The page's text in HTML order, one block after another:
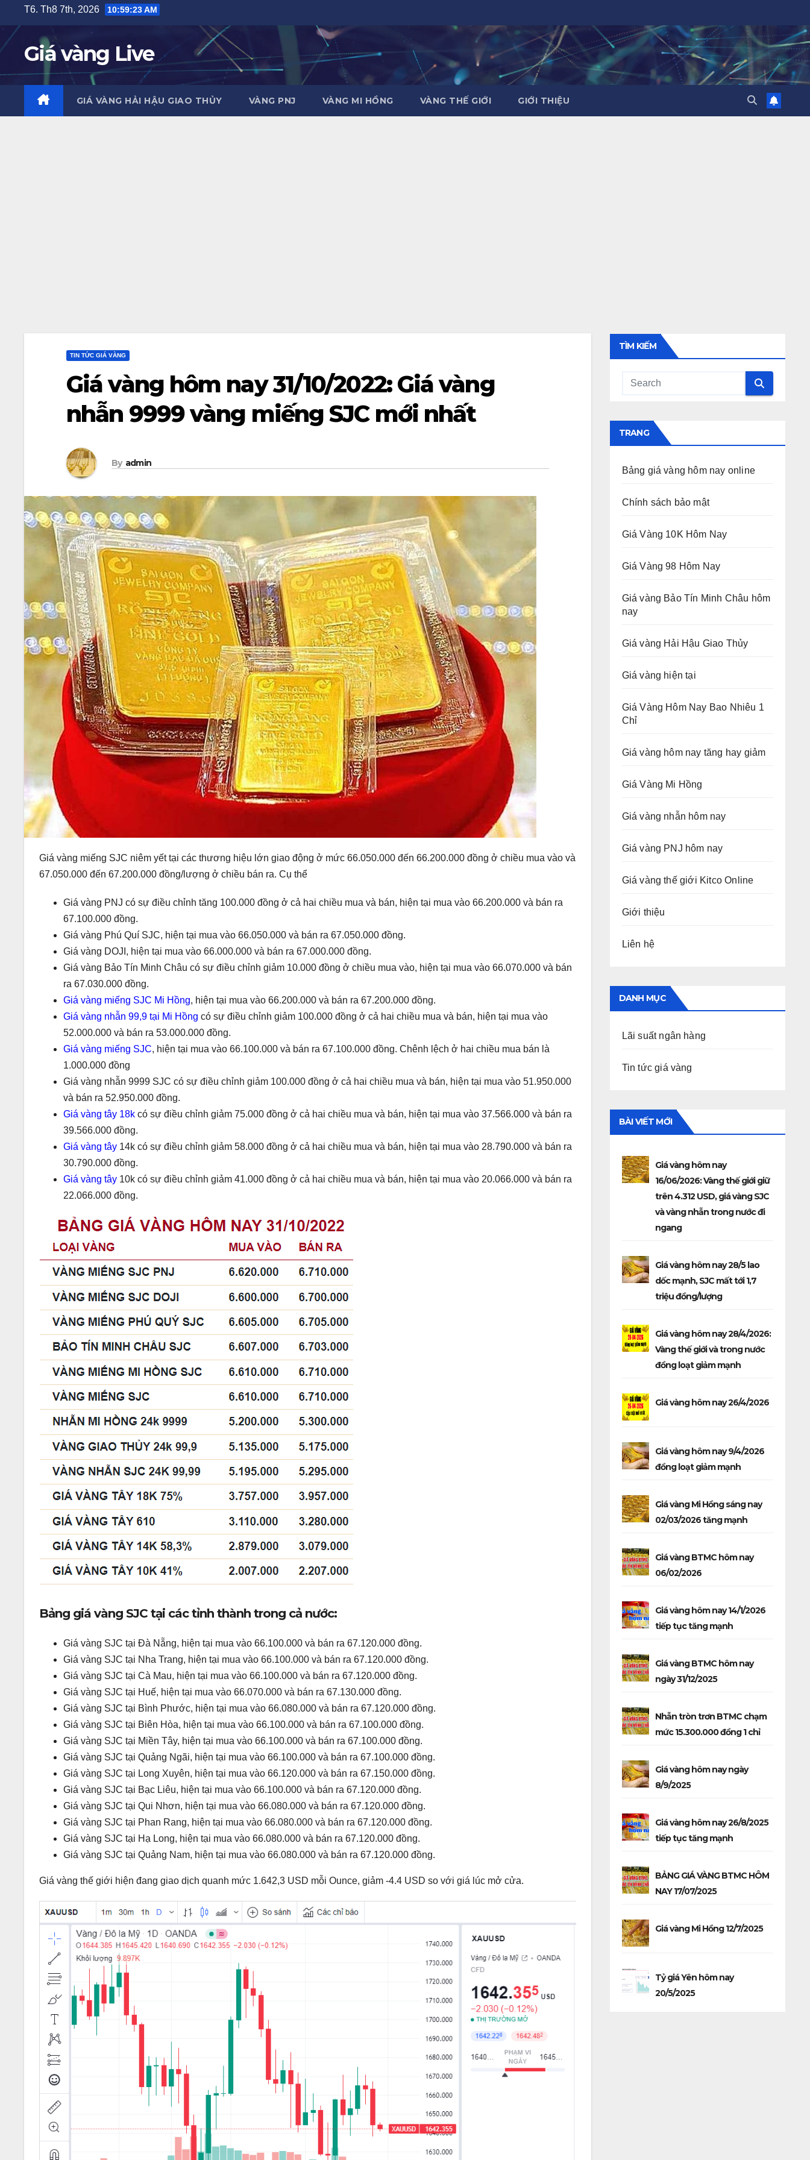
content
T6. Th8 7th, 2026 10:59:24 AM
Giá vàng Live
GIÁ VÀNG HẢI HẬU GIAO THỦY VÀNG PNJ VÀNG MI HỒNG VÀNG THẾ GIỚI GIỚI THIỆU
TIN TỨC GIÁ VÀNG
Giá vàng hôm nay 31/10/2022: Giá vàng
nhẫn 9999 vàng miếng SJC mới nhất
By admin
Giá vàng miếng SJC niêm yết tại các thương hiệu lớn giao động ở mức 66.050.000 đến 66.200.000 đồng ở chiều mua vào và
67.050.000 đến 67.200.000 đồng/lượng ở chiều bán ra. Cụ thể
Giá vàng PNJ có sự điều chỉnh tăng 100.000 đồng ở cả hai chiều mua và bán, hiện tại mua vào 66.200.000 và bán ra
67.100.000 đồng.
Giá vàng Phú Quí SJC, hiện tại mua vào 66.050.000 và bán ra 67.050.000 đồng.
Giá vàng DOJI, hiện tại mua vào 66.000.000 và bán ra 67.000.000 đồng.
Giá vàng Bảo Tín Minh Châu có sự điều chỉnh giảm 10.000 đồng ở chiều mua vào, hiện tại mua vào 66.070.000 và bán
ra 67.030.000 đồng.
Giá vàng miếng SJC Mi Hồng, hiện tại mua vào 66.200.000 và bán ra 67.200.000 đồng.
Giá vàng nhẫn 99,9 tại Mi Hồng có sự điều chỉnh giảm 100.000 đồng ở cả hai chiều mua và bán, hiện tại mua vào
52.000.000 và bán ra 53.000.000 đồng.
Giá vàng miếng SJC, hiện tại mua vào 66.100.000 và bán ra 67.100.000 đồng. Chênh lệch ở hai chiều mua bán là
1.000.000 đồng
Giá vàng nhẫn 9999 SJC có sự điều chỉnh giảm 100.000 đồng ở cả hai chiều mua và bán, hiện tại mua vào 51.950.000
và bán ra 52.950.000 đồng.
Giá vàng tây 18k có sự điều chỉnh giảm 75.000 đồng ở cả hai chiều mua và bán, hiện tại mua vào 37.566.000 và bán ra
39.566.000 đồng.
Giá vàng tây 14k có sự điều chỉnh giảm 58.000 đồng ở cả hai chiều mua và bán, hiện tại mua vào 28.790.000 và bán ra
30.790.000 đồng.
Giá vàng tây 10k có sự điều chỉnh giảm 41.000 đồng ở cả hai chiều mua và bán, hiện tại mua vào 20.066.000 và bán ra
22.066.000 đồng.
Bảng giá vàng SJC tại các tỉnh thành trong cả nước:
Giá vàng SJC tại Đà Nẵng, hiện tại mua vào 66.100.000 và bán ra 67.120.000 đồng.
Giá vàng SJC tại Nha Trang, hiện tại mua vào 66.100.000 và bán ra 67.120.000 đồng.
Giá vàng SJC tại Cà Mau, hiện tại mua vào 66.100.000 và bán ra 67.120.000 đồng.
Giá vàng SJC tại Huế, hiện tại mua vào 66.070.000 và bán ra 67.130.000 đồng.
Giá vàng SJC tại Bình Phước, hiện tại mua vào 66.080.000 và bán ra 67.120.000 đồng.
Giá vàng SJC tại Biên Hòa, hiện tại mua vào 66.100.000 và bán ra 67.100.000 đồng.
Giá vàng SJC tại Miền Tây, hiện tại mua vào 66.100.000 và bán ra 67.100.000 đồng.
Giá vàng SJC tại Quảng Ngãi, hiện tại mua vào 66.100.000 và bán ra 67.100.000 đồng.
Giá vàng SJC tại Long Xuyên, hiện tại mua vào 66.120.000 và bán ra 67.150.000 đồng.
Giá vàng SJC tại Bạc Liêu, hiện tại mua vào 66.100.000 và bán ra 67.120.000 đồng.
Giá vàng SJC tại Qui Nhơn, hiện tại mua vào 66.080.000 và bán ra 67.120.000 đồng.
Giá vàng SJC tại Phan Rang, hiện tại mua vào 66.080.000 và bán ra 67.120.000 đồng.
Giá vàng SJC tại Hạ Long, hiện tại mua vào 66.080.000 và bán ra 67.120.000 đồng.
Giá vàng SJC tại Quảng Nam, hiện tại mua vào 66.080.000 và bán ra 67.120.000 đồng.
Giá vàng thế giới hiện đang giao dịch quanh mức 1.642,3 USD mỗi Ounce, giảm -4.4 USD so với giá lúc mở cửa.
TÌM KIẾM
TRANG
Bảng giá vàng hôm nay online
Chính sách bảo mật
Giá Vàng 10K Hôm Nay
Giá Vàng 98 Hôm Nay
Giá vàng Bảo Tín Minh Châu hôm
nay
Giá vàng Hải Hậu Giao Thủy
Giá vàng hiện tại
Giá Vàng Hôm Nay Bao Nhiêu 1
Chỉ
Giá vàng hôm nay tăng hay giảm
Giá Vàng Mi Hồng
Giá vàng nhẫn hôm nay
Giá vàng PNJ hôm nay
Giá vàng thế giới Kitco Online
Giới thiệu
Liên hệ
DANH MỤC
Lãi suất ngân hàng
Tin tức giá vàng
BÀI VIẾT MỚI
Giá vàng hôm nay
16/06/2026: Vàng thế giới giữ
trên 4.312 USD, giá vàng SJC
và vàng nhẫn trong nước đi
ngang
Giá vàng hôm nay 28/5 lao
dốc mạnh, SJC mất tới 1,7
triệu đồng/lượng
Giá vàng hôm nay 28/4/2026:
Vàng thế giới và trong nước
đồng loạt giảm mạnh
Giá vàng hôm nay 26/4/2026
Giá vàng hôm nay 9/4/2026
đồng loạt giảm mạnh
Giá vàng Mi Hồng sáng nay
02/03/2026 tăng mạnh
Giá vàng BTMC hôm nay
06/02/2026
Giá vàng hôm nay 14/1/2026
tiếp tục tăng mạnh
Giá vàng BTMC hôm nay
ngày 31/12/2025
Nhẫn tròn trơn BTMC chạm
mức 15.300.000 đồng 1 chỉ
Giá vàng hôm nay ngày
8/9/2025
Giá vàng hôm nay 26/8/2025
tiếp tục tăng mạnh
BẢNG GIÁ VÀNG BTMC HÔM
NAY 17/07/2025
Giá vàng Mi Hồng 12/7/2025
Tỷ giá Yên hôm nay
20/5/2025